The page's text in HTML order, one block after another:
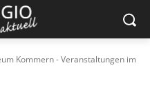
Kommern - Veranstaltungen im